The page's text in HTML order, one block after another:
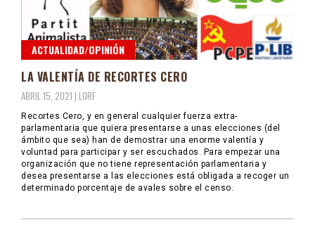
ACTUALIDAD/OPINIÓN
LA VALENTÍA DE RECORTES CERO
ABRIL 15, 2021 | LORF
Recortes Cero, y en general cualquier fuerza extra-
parlamentaria que quiera presentarse a unas elecciones (del
ámbito que sea) han de demostrar una enorme valentía y
voluntad para participar y ser escuchados. Para empezar una
organización que no tiene representación parlamentaria y
desea presentarse a las elecciones está obligada a recoger un
determinado porcentaje de avales sobre el censo.